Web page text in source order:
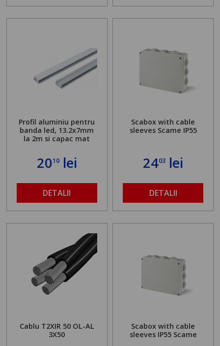
Profil aluminiu pentru
banda led, 13.2x7mm
la 2m si capac mat
2010lei
DETALII
Scabox with cable
sleeves Scame IP55
2403 lei
DETALII
Cablu T2XIR 50 OL-AL
3X50
Scabox with cable
sleeves IP55 Scame